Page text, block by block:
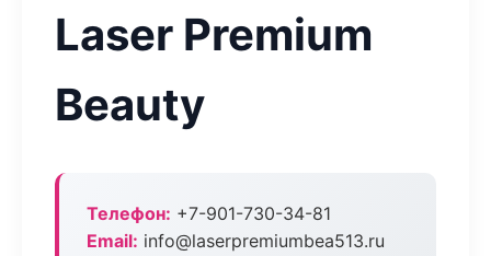
Laser Premium
Beauty
Телефон: +7-901-730-34-81
Email: info@laserpremiumbea513.ru